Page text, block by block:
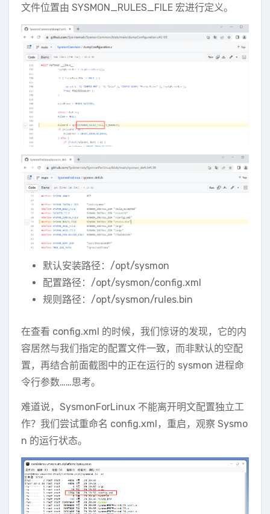
文件位置由 SYSMON_RULES_FILE 宏进行定义。
默认安装路径：/opt/sysmon
配置路径：/opt/sysmon/config.xml
规则路径：/opt/sysmon/rules.bin
在查看 config.xml 的时候，我们惊讶的发现，它的内
容居然与我们指定的配置文件一致，而非默认的空配
置，再结合前面截图中的正在运行的 sysmon 进程命
令行参数……思考。
难道说，SysmonForLinux 不能离开明文配置独立工
作？我们尝试重命名 config.xml，重启，观察 Sysmo
n 的运行状态。